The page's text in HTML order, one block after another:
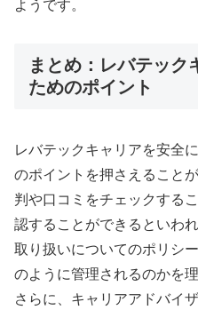
ようです。
まとめ：レバテック
ためのポイント
レバテックキャリアを安全
のポイントを押さえること
判や口コミをチェックする
認することができるといわ
取り扱いについてのポリシ
のように管理されるのかを
さらに、キャリアアドバイ